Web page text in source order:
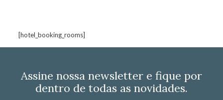
[hotel_booking_rooms]
Assine nossa newsletter e fique por
dentro de todas as novidades.